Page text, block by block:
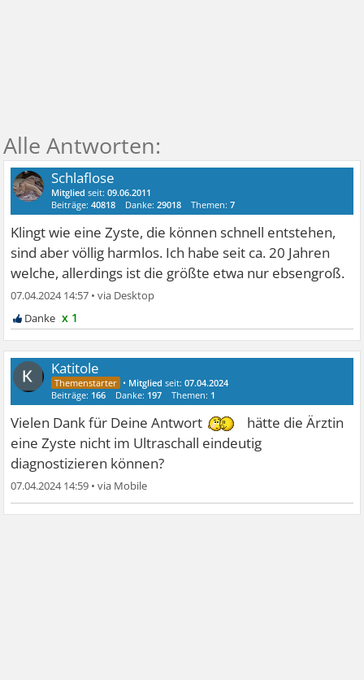
Schlaflose
Mitglied seit:09.06.2011
Beiträge:40818 Danke:29018 Themen:7
Klingt wie eine Zyste, die können schnell entstehen,
sind aber völlig harmlos. Ich habe seit ca. 20 Jahren
welche, allerdings ist die größte etwa nur ebsengroß.
07.04.2024 14:57 •
x 1
Katitole
• Mitglied seit:07.04.2024
Beiträge: 166 Danke: 197 Themen: 1
Vielen Dank für Deine Antwort
hätte die Ärztin
eine Zyste nicht im Ultraschall eindeutig
diagnostizieren können?
07.04.2024 14:59 •